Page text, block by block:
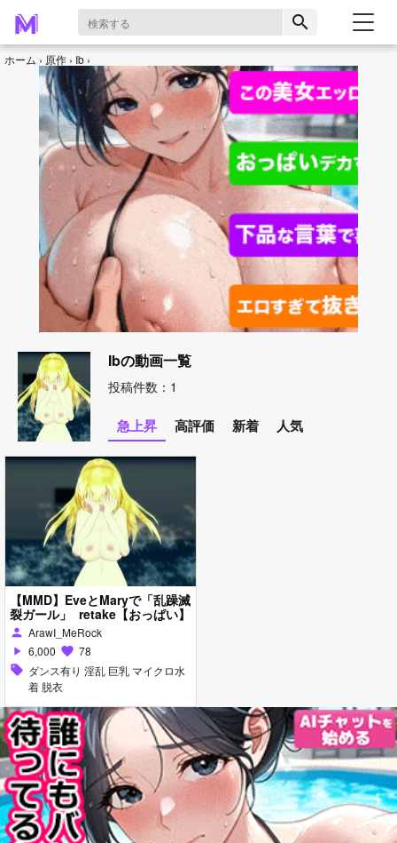
search
ホーム 原作 Ib
Ibの動画一覧
投稿件数：1
急上昇 高評価 新着 人気
【MMD】EveとMaryで「乱躁滅
裂ガール」_retake【おっぱい】
person ArawI_MeRock
play_arrow 6,000 favorite 78
sell ダンス有り 淫乱 巨乳 マイクロ水
着 脱衣